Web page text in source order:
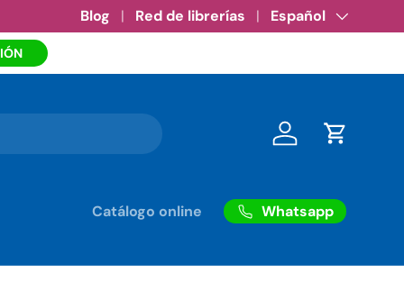
Amazon eBooks •Ver más
Blog Red de librerías Idioma
Español
Iniciar sesión
Carrito
Catálogo online Whatsapp